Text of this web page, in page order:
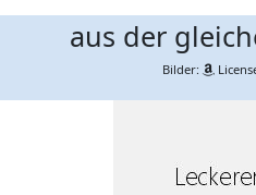
aus der
Bilder: